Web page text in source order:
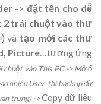
-> đặt tên cho dễ
2 trái chuột vào thư
) và tạo mới các thư
Picture…tương ứng
chuột vào This PC -> Mở ổ
nhiêu User thì backup dữ
trọng) ->Copy dữ liệu